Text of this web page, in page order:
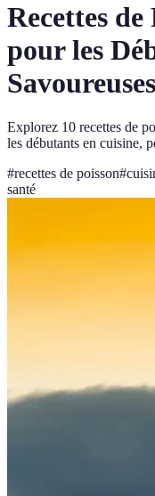
Recettes de
pour les
Savoureuses
Explorez 10 recettes de
les débutants en cuisine,
#recettes de poisson#
santé